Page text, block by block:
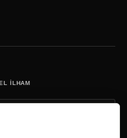
ILHAM